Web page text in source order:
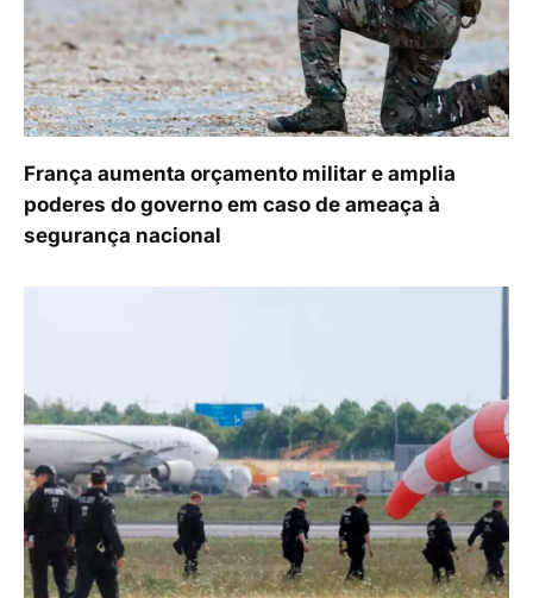
França aumenta orçamento militar e amplia
poderes do governo em caso de ameaça à
segurança nacional